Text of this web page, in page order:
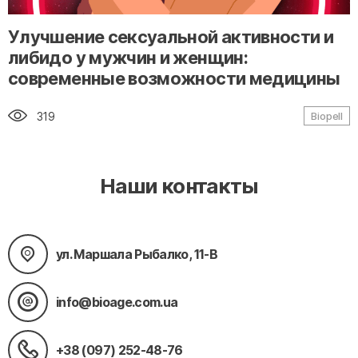
" alt="loading" class="img-responsive"/>
Улучшение сексуальной активности и
либидо у мужчин и женщин:
современные возможности медицины
319 Biopell
Наши контакты
ул. Маршала Рыбалко, 11-В
info@bioage.com.ua
+38 (097) 252-48-76